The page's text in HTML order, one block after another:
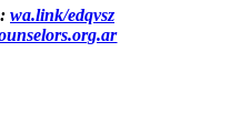
wa.link/edqvsz